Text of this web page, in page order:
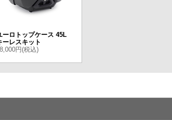
ーロトップケース 45L
ーレスキット
円(税込)